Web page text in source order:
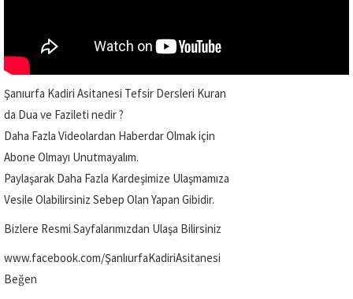
Şanıurfa Kadiri Asitanesi Tefsir Dersleri Kuran
da Dua ve Fazileti nedir ?
Daha Fazla Videolardan Haberdar Olmak için
Abone Olmayı Unutmayalım.
Paylaşarak Daha Fazla Kardeşimize Ulaşmamıza
Vesile Olabilirsiniz Sebep Olan Yapan Gibidir.
Bizlere Resmi Sayfalarımızdan Ulaşa Bilirsiniz
www.facebook.com/ŞanlıurfaKadiriAsitanesi
Beğen